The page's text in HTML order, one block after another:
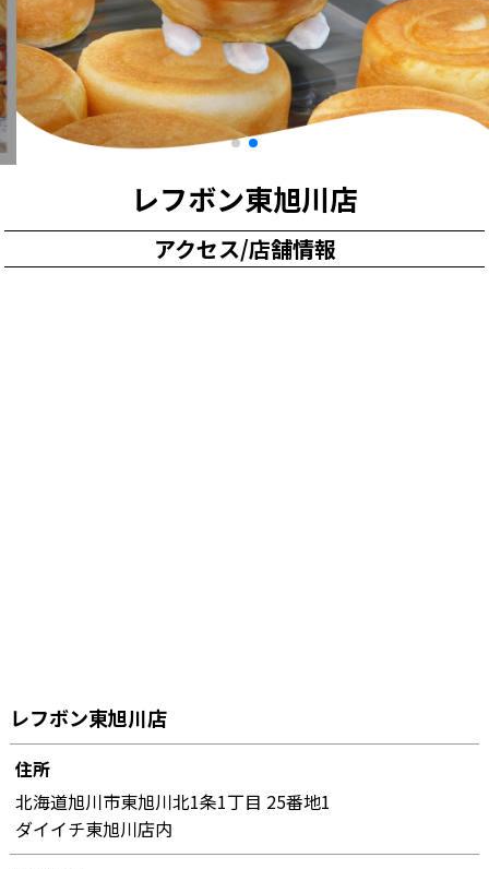
レフボン東旭川店
アクセス/店舗情報
レフボン東旭川店
住所
北海道旭川市東旭川北1条1丁目 25番地1
ダイイチ東旭川店内